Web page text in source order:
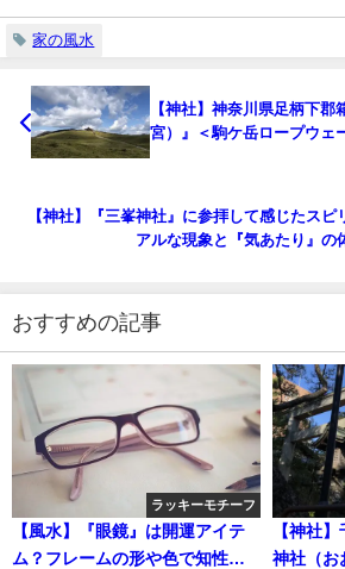
家の風水
【神社】神奈川県足柄下郡
宮）』＜駒ケ岳ロープウェ
【神社】『三峯神社』に参拝して感じたスピ
アルな現象と『気あたり』の
おすすめの記事
ラッキーモチーフ
【風水】『眼鏡』は開運アイテ
ム？フレームの形や色で知性・
【神社
神社（お